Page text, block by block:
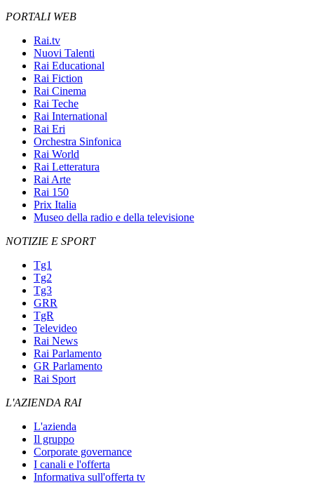
PORTALI WEB
Rai.tv
Nuovi Talenti
Rai Educational
Rai Fiction
Rai Cinema
Rai Teche
Rai International
Rai Eri
Orchestra Sinfonica
Rai World
Rai Letteratura
Rai Arte
Rai 150
Prix Italia
Museo della radio e della televisione
NOTIZIE E SPORT
Tg1
Tg2
Tg3
GRR
TgR
Televideo
Rai News
Rai Parlamento
GR Parlamento
Rai Sport
L'AZIENDA RAI
L'azienda
Il gruppo
Corporate governance
I canali e l'offerta
Informativa sull'offerta tv